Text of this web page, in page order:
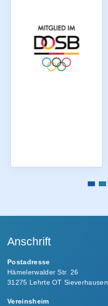
Anschrift
Postadresse
Hämelerwalder Str. 26
31275 Lehrte OT Sieverhausen
Vereinsheim